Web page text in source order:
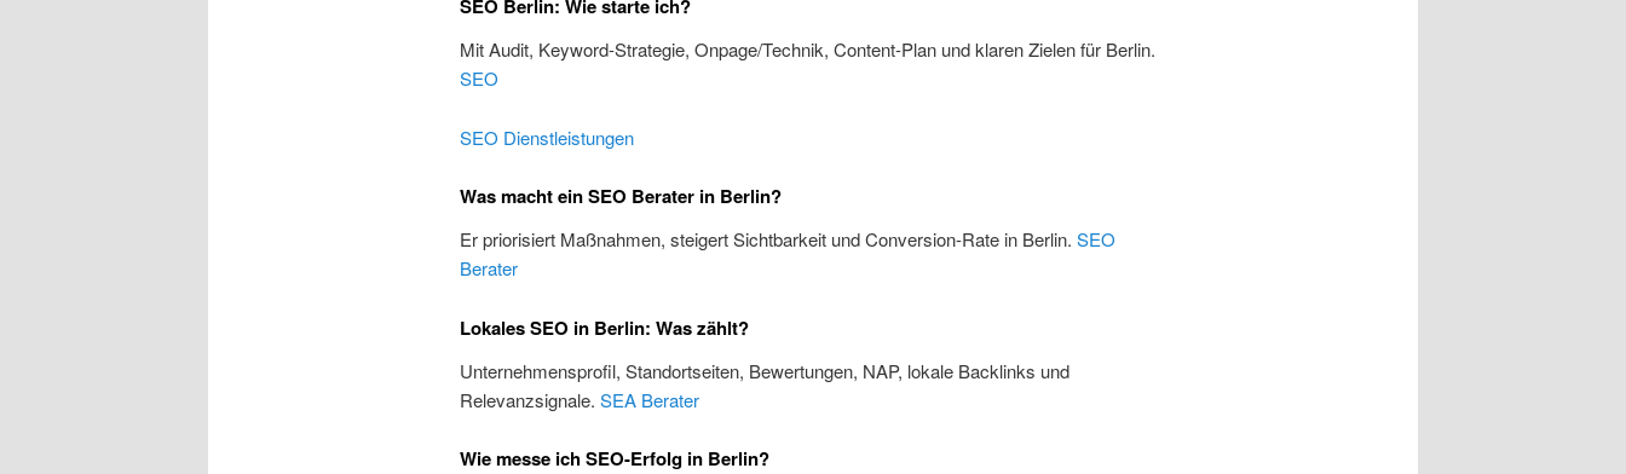
SEO Berlin: Wie starte ich?
Mit Audit, Keyword-Strategie, Onpage/Technik, Content-Plan und klaren Zielen für Berlin.
SEO
SEO Dienstleistungen
Was macht ein SEO Berater in Berlin?
Er priorisiert Maßnahmen, steigert Sichtbarkeit und Conversion-Rate in Berlin. SEO
Berater
Lokales SEO in Berlin: Was zählt?
Unternehmensprofil, Standortseiten, Bewertungen, NAP, lokale Backlinks und
Relevanzsignale. SEA Berater
Wie messe ich SEO-Erfolg in Berlin?